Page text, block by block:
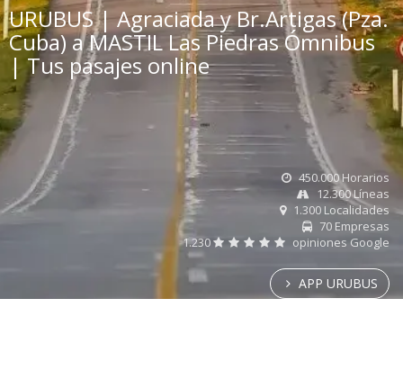
URUBUS | Agraciada y Br.Artigas (Pza.
Cuba) a MASTIL Las Piedras Ómnibus
| Tus pasajes online
450.000 Horarios
12.300 Líneas
1.300 Localidades
70 Empresas
1.230
opiniones Google
APP URUBUS